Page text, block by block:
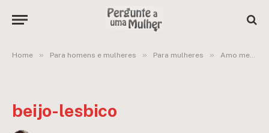
Home » Para homens e mulheres » Para mulheres » Amo meu namorado, mas sinto muita atração pela minha amiga
beijo-lesbico